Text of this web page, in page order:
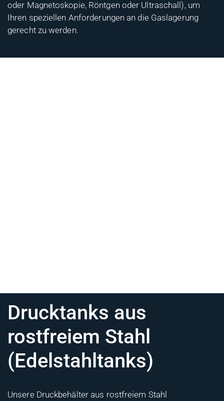
oder Magnetoskopie, Röntgen oder Ultraschall), um
Ihren speziellen Anforderungen an die Gaslagerung
gerecht zu werden.
Drucktanks aus
rostfreiem Stahl
(Edelstahltanks)
Unsere Druckbehälter aus rostfreiem Stahl